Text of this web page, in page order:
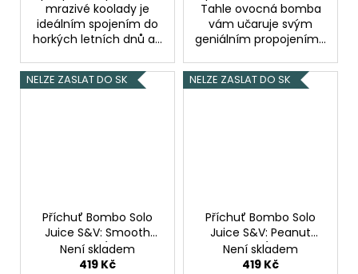
mrazivé koolady je
ideálním spojením do
horkých letních dnů a...
Tahle ovocná bomba
vám učaruje svým
geniálním propojením...
NELZE ZASLAT DO SK
Příchuť Bombo Solo
Juice S&V: Smooth
Tobacco (Jemná
tabáková směs)
Není skladem
419 Kč
NELZE ZASLAT DO SK
Příchuť Bombo Solo
Juice S&V: Peanut
Tobacco (Tabák s
arašídy) objem 15ml
Není skladem
419 Kč